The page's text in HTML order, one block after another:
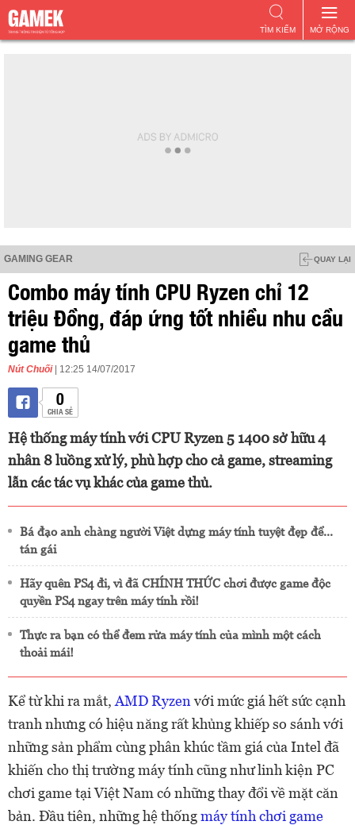
MỞ RỘNG
TÌM KIẾM
GAMING GEAR QUAY LẠI
Combo máy tính CPU Ryzen chỉ 12
triệu Đồng, đáp ứng tốt nhiều nhu cầu
game thủ
Nút Chuối | 12:25 14/07/2017
0
CHIA SẺ
Hệ thống máy tính với CPU Ryzen 5 1400 sở hữu 4
nhân 8 luồng xử lý, phù hợp cho cả game, streaming
lẫn các tác vụ khác của game thủ.
Bá đạo anh chàng người Việt dựng máy tính tuyệt đẹp để...
tán gái
Hãy quên PS4 đi, vì đã CHÍNH THỨC chơi được game độc
quyền PS4 ngay trên máy tính rồi!
Thực ra bạn có thể đem rửa máy tính của mình một cách
thoải mái!
Kể từ khi ra mắt, AMD Ryzenvới mức giá hết sức cạnh
tranh nhưng có hiệu năng rất khủng khiếp so sánh với
những sản phẩm cùng phân khúc tầm giá của Intel đã
khiến cho thị trường máy tính cũng như linh kiện PC
chơi game tại Việt Nam có những thay đổi về mặt căn
bản. Đầu tiên, những hệ thốngmáy tính chơi game